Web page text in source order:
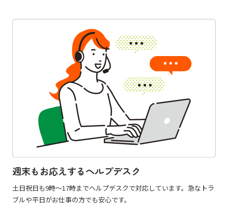
週末もお応えするヘルプデスク
土日祝日も9時〜17時までヘルプデスクで対応しています。急なトラ
ブルや平日がお仕事の方でも安心です。